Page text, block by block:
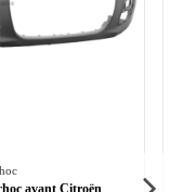
avant Citroën